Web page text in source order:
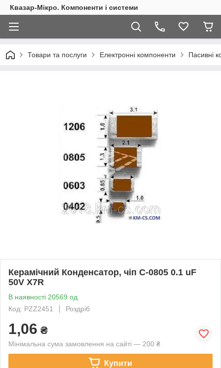
Квазар-Мікро. Компоненти і системи
Товари та послуги Електронні компоненти Пасивні
Керамічний Конденсатор, чіп C-0805 0.1 uF
50V X7R
В наявності 20569 од.
Код: PZZ2451
Роздріб
1,06 ₴
Мінімальна сума замовлення на сайті — 200 ₴
Купити